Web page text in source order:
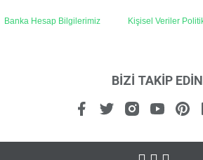
Banka Hesap Bilgilerimiz Kişisel Veriler
BİZİ TAKİP EDİN